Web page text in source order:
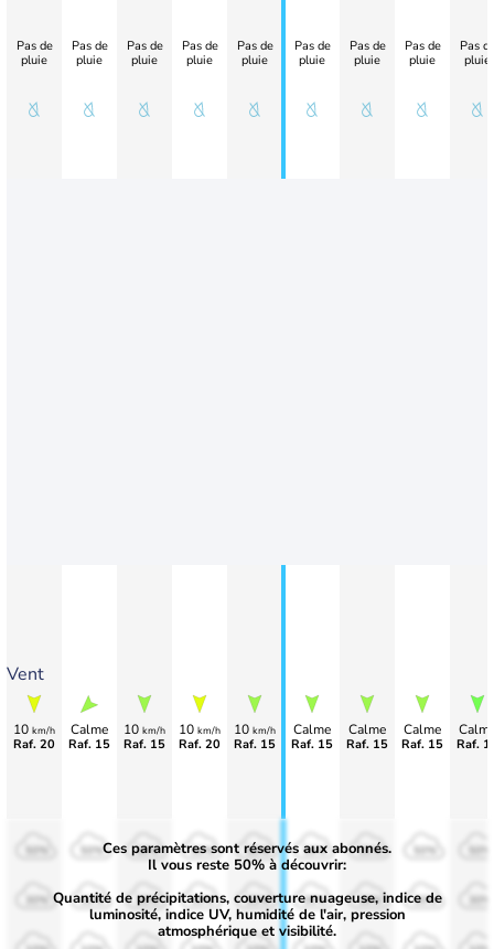
Vent
Pas de
pluie
10 km/h
Raf. 20
Pas de
pluie
Calme
Raf. 15
Pas de
pluie
10 km/h
Raf. 15
Pas de
pluie
10 km/h
Raf. 20
Pas de
pluie
10 km/h
Raf. 15
Pas de
pluie
Calme
Raf. 15
Pas de
pluie
Calme
Raf. 15
Pas de
pluie
Calme
Raf. 15
Pas
pluie
Raf.
50%
30%
50%
30%
50%
30%
50%
30%
50%
30%
50%
30%
50%
30%
Ces paramètres sont réservés aux abonnés.
Il vous reste 50% à découvrir:
Quantité de précipitations, couverture nuageuse, indice de
luminosité, indice UV, humidité de l'air, pression
atmosphérique et visibilité.